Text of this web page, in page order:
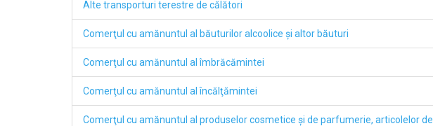
Alte transporturi terestre de călători
Comerţul cu amănuntul al băuturilor alcoolice şi altor băuturi
Comerţul cu amănuntul al îmbrăcămintei
Comerţul cu amănuntul al încălţămintei
Comerţul cu amănuntul al produselor cosmetice şi de parfumerie, articolelor de